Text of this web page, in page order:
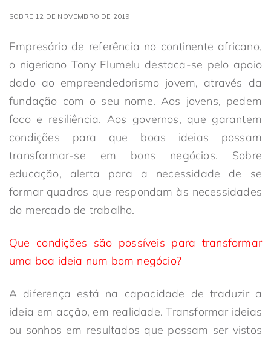
SOBRE 12 DE NOVEMBRO DE 2019
Empresário de referência no continente africano,
o nigeriano Tony Elumelu destaca-se pelo apoio
dado ao empreendedorismo jovem, através da
fundação com o seu nome. Aos jovens, pedem
foco e resiliência. Aos governos, que garantem
condições para que boas ideias possam
transformar-se em bons negócios. Sobre
educação, alerta para a necessidade de se
formar quadros que respondam às necessidades
do mercado de trabalho.
Que condições são possíveis para transformar
uma boa ideia num bom negócio?
A diferença está na capacidade de traduzir a
ideia em acção, em realidade. Transformar ideias
ou sonhos em resultados que possam ser vistos